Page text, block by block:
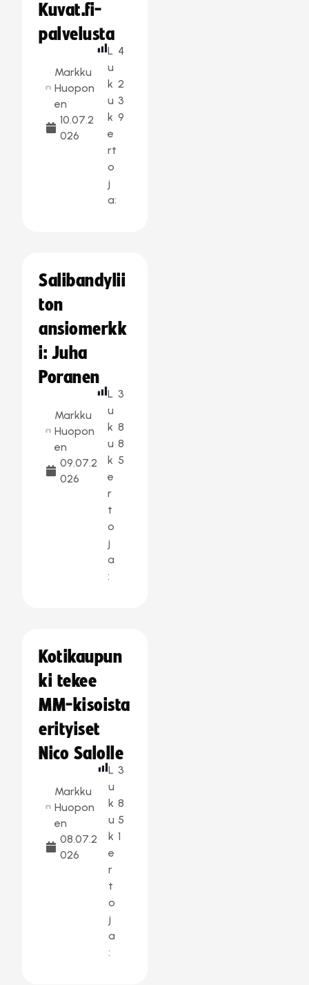
Kuvat.fi-
palvelusta
Markku
Huopon
en
10.07.2
026
L
u
k
u
k
e
rt
o
j
a:
4
2
3
9
Salibandylii
ton
ansiomerkk
i: Juha
Poranen
Markku
Huopon
en
09.07.2
026
L
u
k
u
k
e
r
t
o
j
a
:
3
8
8
5
Kotikaupun
ki tekee
MM-kisoista
erityiset
Nico Salolle
Markku
Huopon
en
08.07.2
026
L
u
k
u
k
e
r
t
o
j
a
:
3
8
5
1